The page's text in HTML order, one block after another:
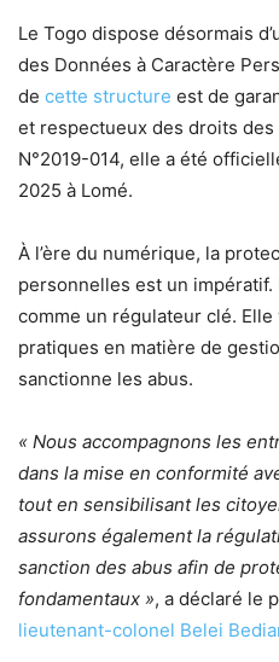
Le Togo dispose désormais
des Données à Caractère
de cette structure est de
et respectueux des droits
N°2019-014, elle a été
2025 à Lomé.
À l’ère du numérique, la
personnelles est un impératif.
comme un régulateur clé.
pratiques en matière de
sanctionne les abus.
« Nous accompagnons les
dans la mise en conformité
tout en sensibilisant les
assurons également la
sanction des abus afin de
fondamentaux », a déclaré le
lieutenant-colonel Belei